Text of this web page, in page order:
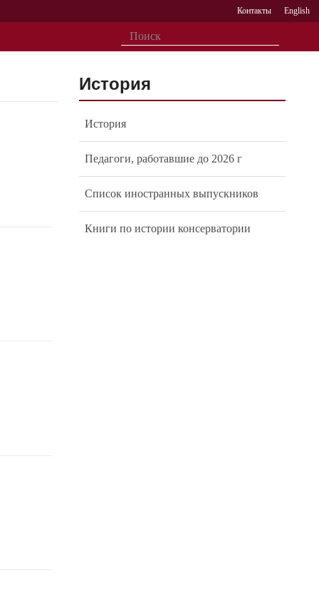
Контакты English
История
История
Педагоги, работавшие до 2026 г
Список иностранных выпускников
Книги по истории консерватории